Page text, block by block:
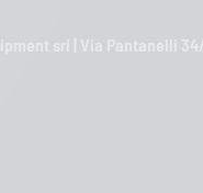
srl | Via Pantanelli